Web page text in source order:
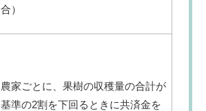
合）
農家ごとに、果樹の収穫量の合計が
基準の2割を下回るときに共済金を